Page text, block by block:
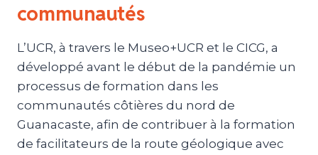
communautés
L’UCR, à travers le Museo+UCR et le CICG, a
développé avant le début de la pandémie un
processus de formation dans les
communautés côtières du nord de
Guanacaste, afin de contribuer à la formation
de facilitateurs de la route géologique avec